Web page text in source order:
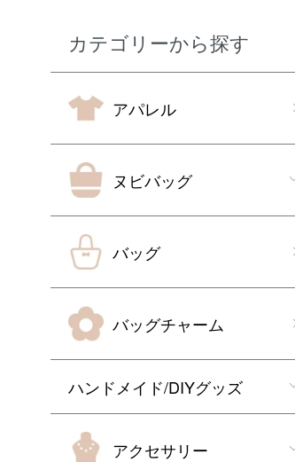
カテゴリーから探す
アパレル
ヌビバッグ
バッグ
バッグチャーム
ハンドメイド/DIYグッズ
アクセサリー